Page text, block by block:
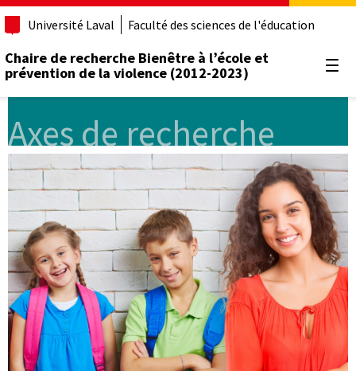
Université Laval Faculté des sciences de l'éducation
Chaire de recherche Bienêtre à l’école et
prévention de la violence (2012-2023)
Axes de recherche